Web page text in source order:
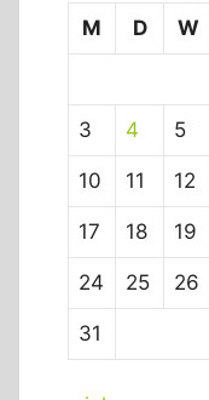
M
D W
3 4 5
10 11 12
17 18 19
24 25 26
31